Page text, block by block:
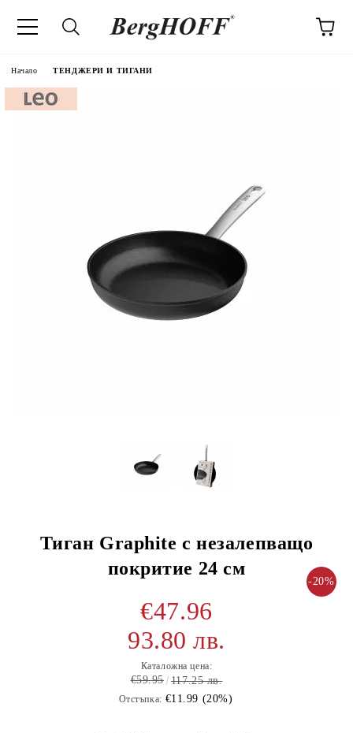
Начало ТЕНДЖЕРИ И ТИГАНИ
Тиган Graphite с незалепващо
покритие 24 см
-20%
€47.96
93.80 лв.
Каталожна цена:
€59.95 117.25 лв.
Отстъпка: €11.99 (20%)